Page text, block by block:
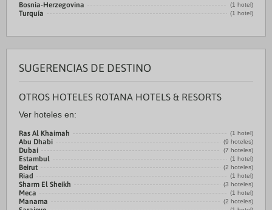
Bosnia-Herzegovina (1 hotel)
Turquía (1 hotel)
SUGERENCIAS DE DESTINO
OTROS HOTELES ROTANA HOTELS & RESORTS
Ver hoteles en:
Ras Al Khaimah (1 hotel)
Abu Dhabi (9 hoteles)
Dubai (7 hoteles)
Estambul (1 hotel)
Beirut (2 hoteles)
Riad (1 hotel)
Sharm El Sheikh (3 hoteles)
Meca (1 hotel)
Manama (2 hoteles)